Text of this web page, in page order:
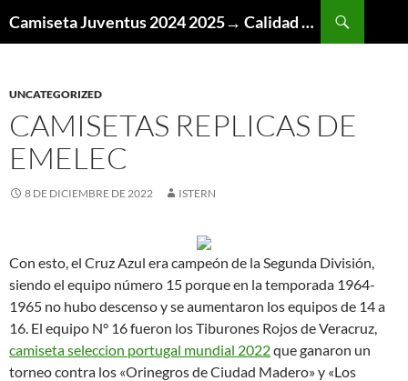
Camiseta Juventus 2024 2025→ Calidad Thai AAA
UNCATEGORIZED
CAMISETAS REPLICAS DE
EMELEC
8 DE DICIEMBRE DE 2022 ISTERN
Con esto, el Cruz Azul era campeón de la Segunda División,
siendo el equipo número 15 porque en la temporada 1964-
1965 no hubo descenso y se aumentaron los equipos de 14 a
16. El equipo N° 16 fueron los Tiburones Rojos de Veracruz,
camiseta seleccion portugal mundial 2022que ganaron un
torneo contra los «Orinegros de Ciudad Madero» y «Los